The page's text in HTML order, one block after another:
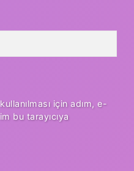
için adım, e-
bu tarayıcıya